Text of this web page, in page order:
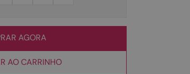
AGORA
AO CARRINHO